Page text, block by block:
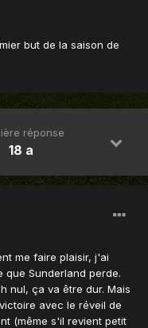
but de la saison de
réponse
18 a
me faire plaisir, j'ai
que Sunderland perde.
nul, ça va être dur. Mais
avec le réveil de
(même s'il revient petit